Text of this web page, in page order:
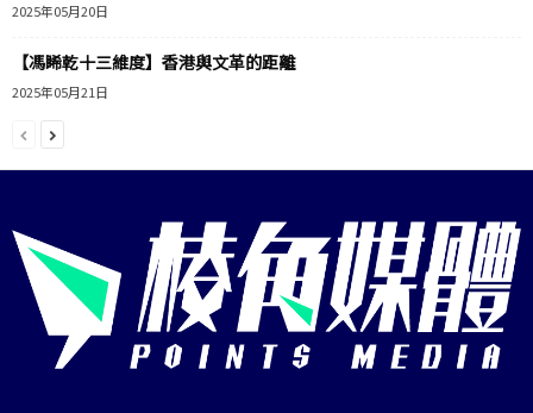
2025年05月20日
【馮睎乾十三維度】香港與文革的距離
2025年05月21日